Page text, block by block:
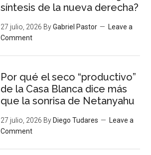
síntesis de la nueva derecha?
27 julio, 2026 ByGabriel Pastor
Leave a
Comment
Por qué el seco “productivo”
de la Casa Blanca dice más
que la sonrisa de Netanyahu
27 julio, 2026 By Diego Tudares
Leave a
Comment